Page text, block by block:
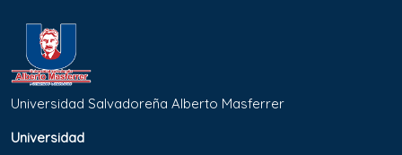
Universidad Salvadoreña Alberto Masferrer
Universidad